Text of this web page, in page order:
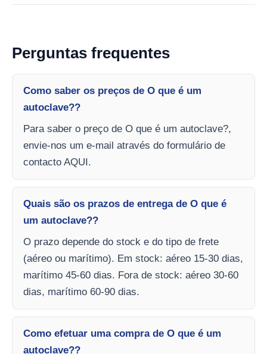
Perguntas frequentes
Como saber os preços de O que é um
autoclave??
Para saber o preço de O que é um autoclave?,
envie-nos um e-mail através do formulário de
contacto AQUI.
Quais são os prazos de entrega de O que é
um autoclave??
O prazo depende do stock e do tipo de frete
(aéreo ou marítimo). Em stock: aéreo 15-30 dias,
marítimo 45-60 dias. Fora de stock: aéreo 30-60
dias, marítimo 60-90 dias.
Como efetuar uma compra de O que é um
autoclave??